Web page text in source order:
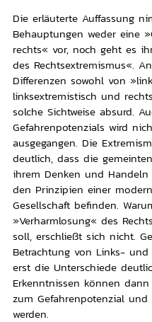
Die erläuterte Auffassung
Behauptungen weder eine
rechts« vor, noch geht es
des Rechtsextremismus«.
Differenzen sowohl von
linksextremistisch und
solche Sichtweise absurd.
Gefahrenpotenzials wird
ausgegangen. Die
deutlich, dass die
ihrem Denken und
den Prinzipien einer
Gesellschaft befinden.
»Verharmlosung« des
soll, erschließt sich nicht.
Betrachtung von Links-
erst die Unterschiede
Erkenntnissen können
zum Gefahrenpotenzial
werden.